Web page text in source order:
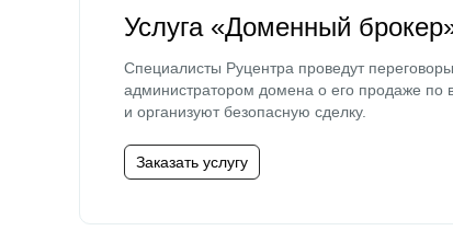
Услуга «Доменный
Специалисты Руцентра проведут
администратором домена о его продаже по
и организуют безопасную сделку.
Заказать услугу